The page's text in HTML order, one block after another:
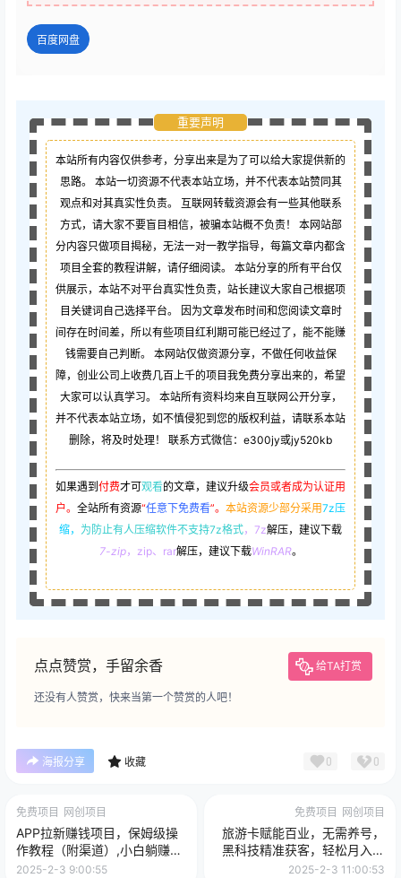
百度网盘
重要声明
本站所有内容仅供参考，分享出来是为了可以给大家提供新的
思路。 本站一切资源不代表本站立场，并不代表本站赞同其
观点和对其真实性负责。 互联网转载资源会有一些其他联系
方式，请大家不要盲目相信，被骗本站概不负责！ 本网站部
分内容只做项目揭秘，无法一对一教学指导，每篇文章内都含
项目全套的教程讲解，请仔细阅读。 本站分享的所有平台仅
供展示，本站不对平台真实性负责，站长建议大家自己根据项
目关键词自己选择平台。 因为文章发布时间和您阅读文章时
间存在时间差，所以有些项目红利期可能已经过了，能不能赚
钱需要自己判断。 本网站仅做资源分享，不做任何收益保
障，创业公司上收费几百上千的项目我免费分享出来的，希望
大家可以认真学习。 本站所有资料均来自互联网公开分享，
并不代表本站立场，如不慎侵犯到您的版权利益，请联系本站
删除，将及时处理！ 联系方式微信：e300jy或jy520kb
如果遇到 付费才可观看的文章，建议升级会员或者成为认证用
户。 全站所有资源“任意下免费看”。 本站资源少部分采用7z压
缩， 为防止有人压缩软件不支持7z格式，7z解压，建议下载
7-zip，zip、rar解压，建议下载WinRAR。
点点赞赏，手留余香 给TA打赏
还没有人赞赏，快来当第一个赞赏的人吧！
海报分享 收藏 0 0
免费项目 网创项目
APP拉新赚钱项目，保姆级操
作教程（附渠道）,小白躺赚日
入2000＋
2025-2-3 9:00:55
免费项目 网创项目
旅游卡赋能百业，无需养号，
黑科技精准获客，轻松月入过
万
2025-2-3 11:00:53